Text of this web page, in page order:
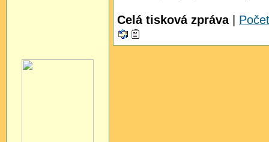
Celá tisková zpráva|